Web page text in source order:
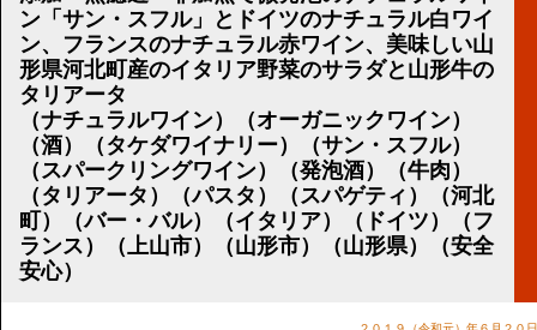
気をつけたい法律のポイント
武田正男の独り言
ン「サン・スフル」とドイツのナチュラル白ワイ
ン、フランスのナチュラル赤ワイン、美味しい山
形県河北町産のイタリア野菜のサラダと山形牛の
タリアータ
（ナチュラルワイン）（オーガニックワイン）
（酒）（タケダワイナリー）（サン・スフル）
（スパークリングワイン）（発泡酒）（牛肉）
（タリアータ）（パスタ）（スパゲティ）（河北
町）（バー・バル）（イタリア）（ドイツ）（フ
ランス）（上山市）（山形市）（山形県）（安全
安心）